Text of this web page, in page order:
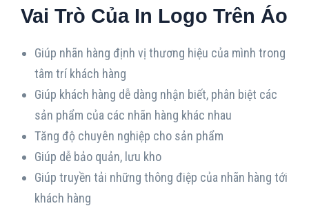
Vai Trò Của In Logo Trên Áo
Giúp nhãn hàng định vị thương hiệu của mình trong
tâm trí khách hàng
Giúp khách hàng dễ dàng nhận biết, phân biệt các
sản phẩm của các nhãn hàng khác nhau
Tăng độ chuyên nghiệp cho sản phẩm
Giúp dễ bảo quản, lưu kho
Giúp truyền tải những thông điệp của nhãn hàng tới
khách hàng